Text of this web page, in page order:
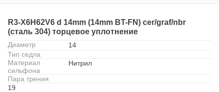
R3-X6H62V6 d 14mm (14mm BT-FN) cer/graf/nbr
(сталь 304) торцевое уплотнение
Диаметр
14
Тип седла
Материал
сильфона
Нитрил
Пара трения
19